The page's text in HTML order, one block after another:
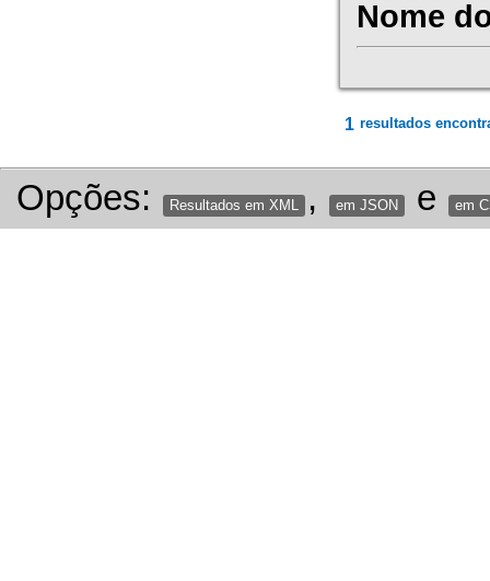
Nome
1 resultados
Opções: Resultados em XML , em JSON e em